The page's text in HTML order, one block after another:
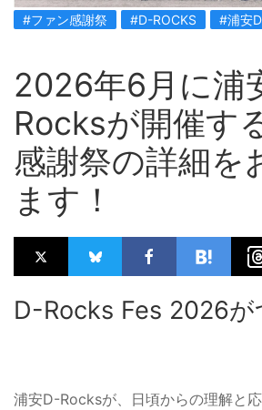
#ファン感謝祭 #D-ROCKS #浦安
2026年6月に浦
Rocksが開催す
感謝祭の詳細を
ます！
D-Rocks Fes 2026が
浦安D-Rocksが、日頃からの理解と